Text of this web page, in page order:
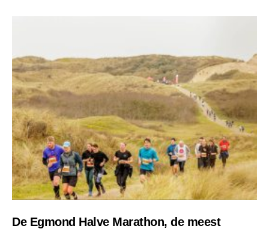
De Egmond Halve Marathon, de meest